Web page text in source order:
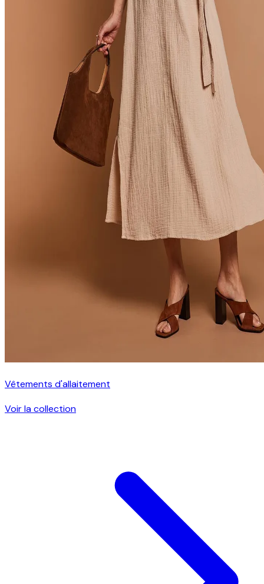
Vêtements d'allaitement
Voir la collection